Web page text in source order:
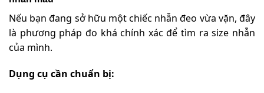
Nếu bạn đang sở hữu một chiếc nhẫn đeo vừa vặn, đây
là phương pháp đo khá chính xác để tìm ra size nhẫn
của mình.
Dụng cụ cần chuẩn bị: